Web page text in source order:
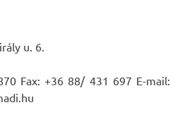
u. 6.
Fax: +36 88/ 431 697 E-mail: